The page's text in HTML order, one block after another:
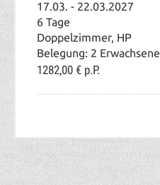
17.03. - 22.03.2027
6 Tage
Doppelzimmer, HP
Belegung: 2 Erwachsene
1282,00 € p.P.